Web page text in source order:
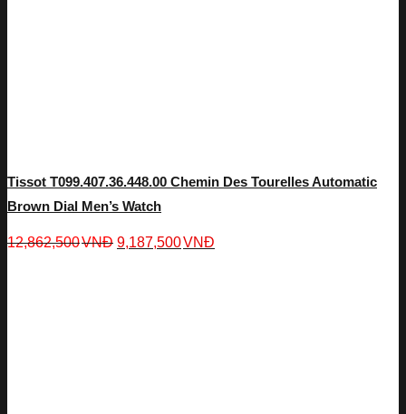
Tissot T099.407.36.448.00 Chemin Des Tourelles Automatic
Brown Dial Men’s Watch
12,862,500VNĐ 9,187,500VNĐ